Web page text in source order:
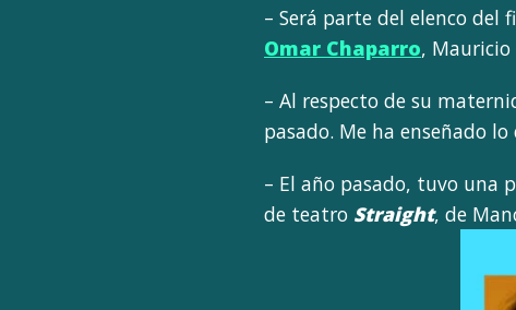
– Será parte del elenco del
Omar Chaparro, Mauricio
– Al respecto de su
pasado. Me ha enseñado
– El año pasado, tuvo una
de teatro Straight, de